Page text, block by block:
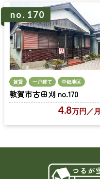
no. 170
賃貸 一戸建て 中郷地区
敦賀市古田刈 no.170
4.8万円 ／月